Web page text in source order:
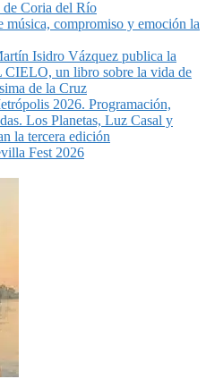
Coria del Río
música, compromiso y emoción la
Isidro Vázquez publica la
un libro sobre la vida de
de la Cruz
2026. Programación,
Los Planetas, Luz Casal y
la tercera edición
Fest 2026